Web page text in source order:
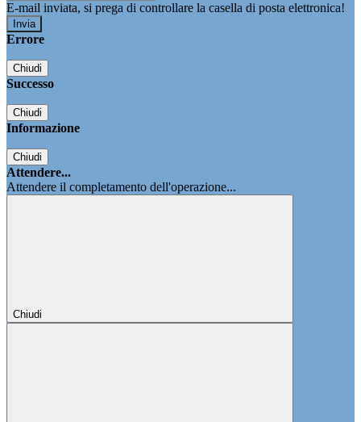
E-mail inviata, si prega di controllare la casella di posta elettronica!
Errore
Chiudi
Successo
Chiudi
Informazione
Chiudi
Attendere...
Attendere il completamento dell'operazione...
Chiudi